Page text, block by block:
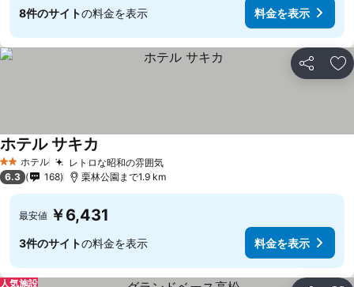
8件のサイトの料金を表示 料金を表示
シェア お
2 ホテルのランク
ホテル レトロな昭和の雰囲気料金を表示
ホテル サキカ
6.3 168 栗林公園まで1.9 km
最安値 ￥6,431
3件のサイトの料金を表示 料金を表示
人気施設